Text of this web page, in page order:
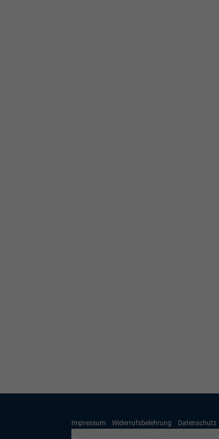
Impressum Widerrufsbelehrung Datenschutz